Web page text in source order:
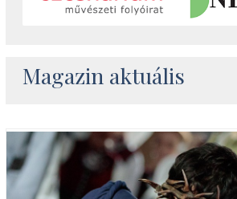
Magazin aktuális